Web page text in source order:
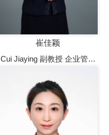
崔佳颖
Cui Jiaying 副教授 企业管理